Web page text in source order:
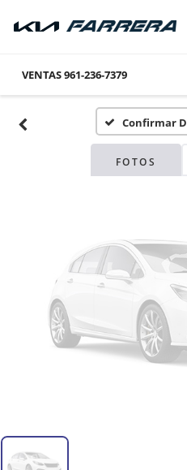
VENTAS961-236-7379
Confirmar
FOTOS
Por